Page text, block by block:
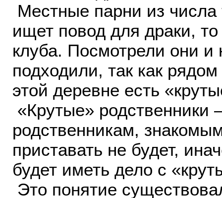
Местные парни из числа
ищет повод для драки,
клуба. Посмотрели они и
подходили, так как
этой деревне есть
«Крутые» родственники
родственникам,
приставать не будет,
будет иметь дело с
Это понятие